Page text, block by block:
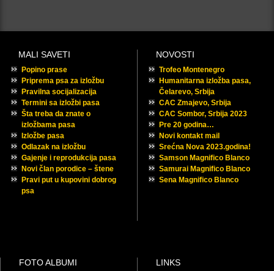
MALI SAVETI
Popino prase
Priprema psa za izložbu
Pravilna socijalizacija
Termini sa izložbi pasa
Šta treba da znate o
izložbama pasa
Izložbe pasa
Odlazak na izložbu
Gajenje i reprodukcija pasa
Novi član porodice – štene
Pravi put u kupovini dobrog
psa
NOVOSTI
Trofeo Montenegro
Humanitarna izložba pasa,
Čelarevo, Srbija
CAC Zmajevo, Srbija
CAC Sombor, Srbija 2023
Pre 20 godina…
Novi kontakt mail
Srećna Nova 2023.godina!
Samson Magnifico Blanco
Samurai Magnifico Blanco
Sena Magnifico Blanco
FOTO ALBUMI LINKS